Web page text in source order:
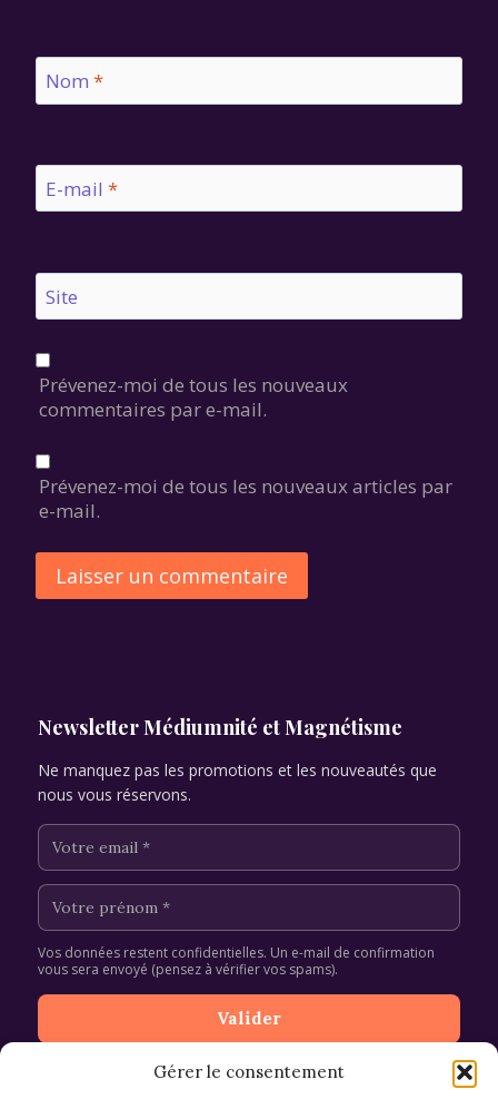
Gérer le consentement
Nom *
E-mail *
Site
Prévenez-moi de tous les nouveaux
commentaires par e-mail.
Prévenez-moi de tous les nouveaux articles par
e-mail.
Newsletter Médiumnité et Magnétisme
Ne manquez pas les promotions et les nouveautés que
nous vous réservons.
Vos données restent confidentielles. Un e-mail de confirmation
vous sera envoyé (pensez à vérifier vos spams).